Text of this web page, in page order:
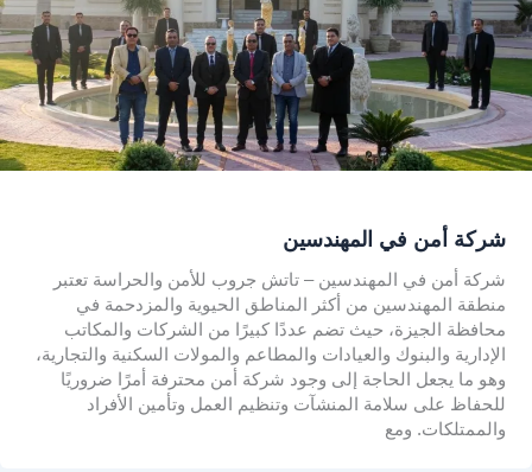
شركة أمن في المهندسين
شركة أمن في المهندسين – تاتش جروب للأمن والحراسة تعتبر
منطقة المهندسين من أكثر المناطق الحيوية والمزدحمة في
محافظة الجيزة، حيث تضم عددًا كبيرًا من الشركات والمكاتب
الإدارية والبنوك والعيادات والمطاعم والمولات السكنية والتجارية،
وهو ما يجعل الحاجة إلى وجود شركة أمن محترفة أمرًا ضروريًا
للحفاظ على سلامة المنشآت وتنظيم العمل وتأمين الأفراد
والممتلكات. ومع